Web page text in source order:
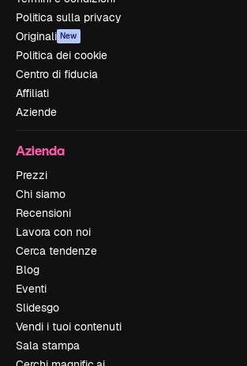
Politica sulla privacy
Originali New
Politica dei cookie
Centro di fiducia
Affiliati
Aziende
Azienda
Prezzi
Chi siamo
Recensioni
Lavora con noi
Cerca tendenze
Blog
Eventi
Slidesgo
Vendi i tuoi contenuti
Sala stampa